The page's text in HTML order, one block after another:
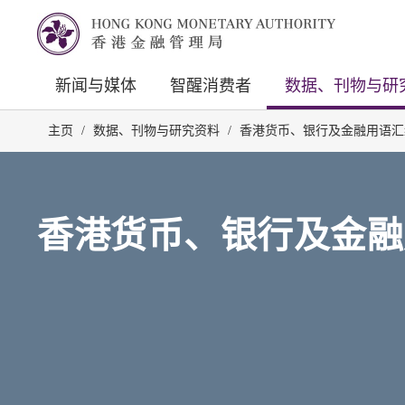
新闻与媒体 智醒消费者 数据、刊物与研
主页 / 数据、刊物与研究资料 / 香港货币、银行及金融用语
香港货币、银行及金